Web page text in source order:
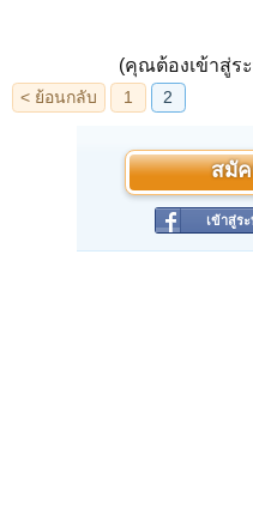
(คุณต้องเข้าสู่ร
สมั
เข้าสู่ร